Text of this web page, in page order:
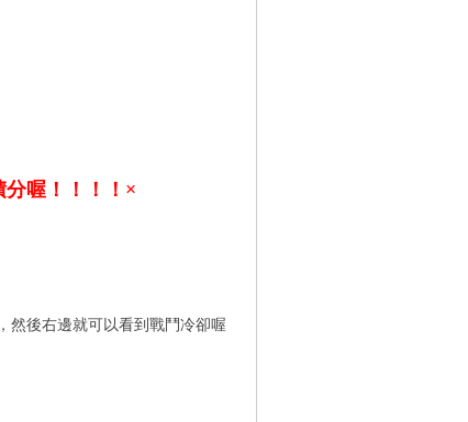
喔！！！！×
然後右邊就可以看到戰鬥冷卻喔